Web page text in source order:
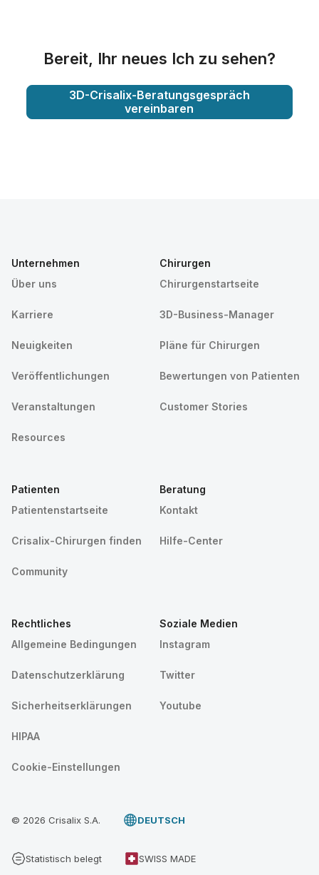
Bereit, Ihr neues Ich zu sehen?
3D-Crisalix-Beratungsgespräch
vereinbaren
Unternehmen
Über uns
Karriere
Neuigkeiten
Veröffentlichungen
Veranstaltungen
Resources
Chirurgen
Chirurgenstartseite
3D-Business-Manager
Pläne für Chirurgen
Bewertungen von Patienten
Customer Stories
Patienten
Patientenstartseite
Crisalix-Chirurgen finden
Community
Beratung
Kontakt
Hilfe-Center
Rechtliches
Allgemeine Bedingungen
Datenschutzerklärung
Sicherheitserklärungen
HIPAA
Cookie-Einstellungen
Soziale Medien
Instagram
Twitter
Youtube
© 2026 Crisalix S.A. DEUTSCH
Statistisch belegt SWISS MADE